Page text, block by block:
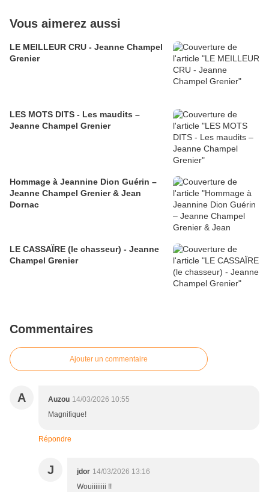
Vous aimerez aussi
LE MEILLEUR CRU - Jeanne Champel
Grenier
LES MOTS DITS - Les maudits –
Jeanne Champel Grenier
Hommage à Jeannine Dion Guérin –
Jeanne Champel Grenier & Jean
Dornac
LE CASSAÏRE (le chasseur) - Jeanne
Champel Grenier
Commentaires
Ajouter un commentaire
A Auzou 14/03/2026 10:55
Magnifique!
Répondre
J jdor 14/03/2026 13:16
Wouiiiiiiii !!